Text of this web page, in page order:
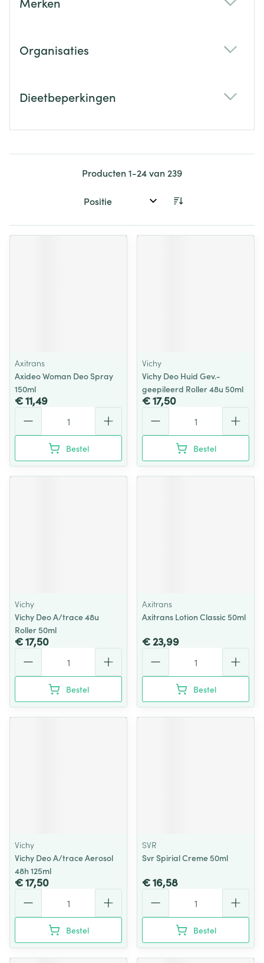
Organisaties
Dieetbeperkingen
Producten1-24van 239
Sorteer op:
Axitrans
Axideo Woman Deo Spray
150ml
€ 11,49
Bestel
Vichy
Vichy Deo Huid Gev.-
geepileerd Roller 48u 50ml
€ 17,50
Bestel
Vichy
Vichy Deo A/trace 48u
Roller 50ml
€ 17,50
Bestel
Axitrans
Axitrans Lotion Classic 50ml
€ 23,99
Bestel
Vichy
Vichy Deo A/trace Aerosol
48h 125ml
€ 17,50
Bestel
SVR
Svr Spirial Creme 50ml
€ 16,58
Bestel